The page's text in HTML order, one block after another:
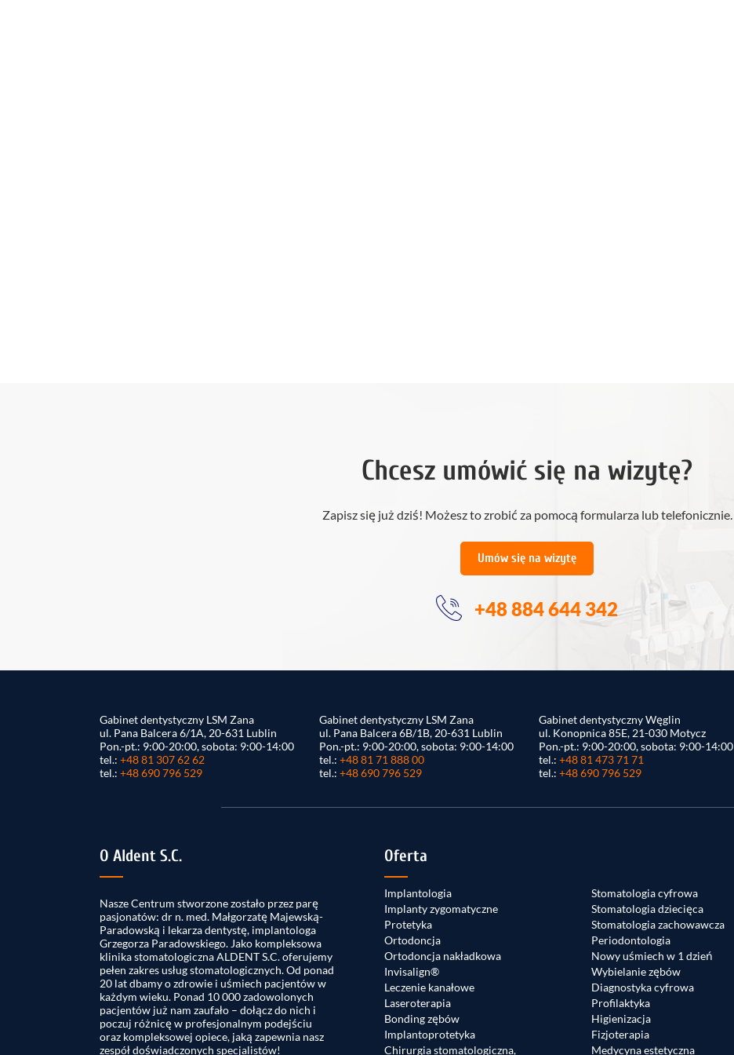
Chcesz umówić się na wizytę?
Zapisz się już dziś! Możesz to zrobić za pomocą formularza lub telefonicznie.
Umów się na wizytę
+48 884 644 342
Gabinet dentystyczny LSM Zana
ul. Pana Balcera 6/1A, 20-631 Lublin
Pon.-pt.: 9:00-20:00, sobota: 9:00-14:00
tel.: +48 81 307 62 62
tel.: +48 690 796 529
Gabinet dentystyczny LSM Zana
ul. Pana Balcera 6B/1B, 20-631 Lublin
Pon.-pt.: 9:00-20:00, sobota: 9:00-14:00
tel.: +48 81 71 888 00
tel.: +48 690 796 529
Gabinet dentystyczny Węglin
ul. Konopnica 85E, 21-030 Motycz
Pon.-pt.: 9:00-20:00, sobota: 9:00-14:00
tel.: +48 81 473 71 71
tel.: +48 690 796 529
O Aldent S.C.
Nasze Centrum stworzone zostało przez parę
pasjonatów: dr n. med. Małgorzatę Majewską-
Paradowską i lekarza dentystę, implantologa
Grzegorza Paradowskiego. Jako kompleksowa
klinika stomatologiczna ALDENT S.C. oferujemy
pełen zakres usług stomatologicznych. Od ponad
20 lat dbamy o zdrowie i uśmiech pacjentów w
każdym wieku. Ponad 10 000 zadowolonych
pacjentów już nam zaufało – dołącz do nich i
poczuj różnicę w profesjonalnym podejściu
oraz kompleksowej opiece, jaką zapewnia nasz
zespół doświadczonych specjalistów!
Oferta
Implantologia
Implanty zygomatyczne
Protetyka
Ortodoncja
Ortodoncja nakładkowa
Invisalign®
Leczenie kanałowe
Laseroterapia
Bonding zębów
Implantoprotetyka
Chirurgia stomatologiczna,
Stomatologia cyfrowa
Stomatologia dziecięca
Stomatologia zachowawcza
Periodontologia
Nowy uśmiech w 1 dzień
Wybielanie zębów
Diagnostyka cyfrowa
Profilaktyka
Higienizacja
Fizjoterapia
Medycyna estetyczna